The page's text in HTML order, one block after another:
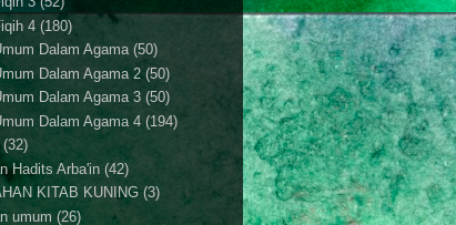
4 (180)
Dalam Agama (50)
Dalam Agama 2 (50)
Dalam Agama 3 (50)
Dalam Agama 4 (194)
(32)
Hadits Arba'in (42)
KITAB KUNING (3)
umum (26)